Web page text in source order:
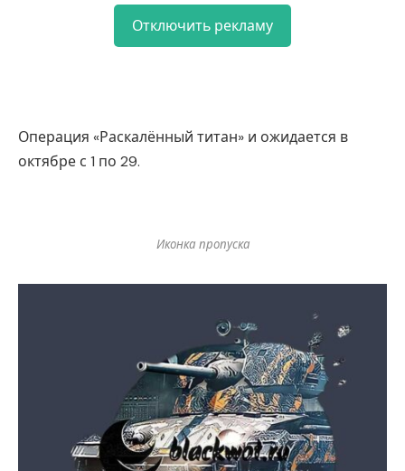
Отключить рекламу
Операция «Раскалённый титан» и ожидается в
октябре с 1 по 29.
Иконка пропуска